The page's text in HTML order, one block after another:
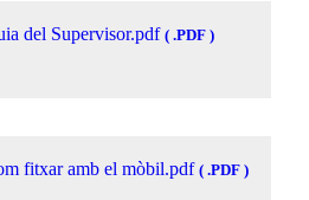
del Supervisor.pdf ( .PDF )
fitxar amb el mòbil.pdf ( .PDF )